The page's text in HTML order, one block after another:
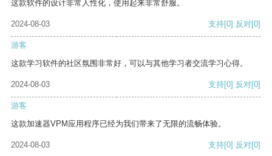
这款软件的设计非常人性化，使用起来非常舒服。
2024-08-03 支持[0] 反对[0]
游客
这款学习软件的社区氛围非常好，可以与其他学习者交流学习心得。
2024-08-03 支持[0] 反对[0]
游客
这款加速器VPM应用程序已经为我们带来了无限的流畅体验。
2024-08-03 支持[0] 反对[0]